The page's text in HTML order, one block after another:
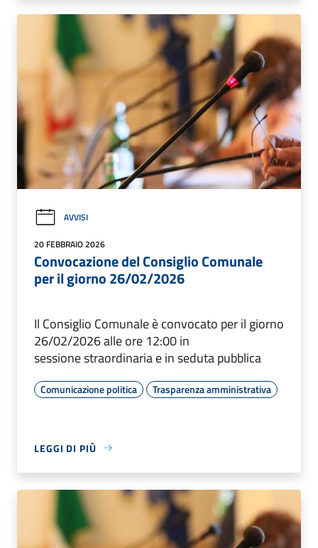
AVVISI
20 FEBBRAIO 2026
Convocazione del Consiglio Comunale
per il giorno 26/02/2026
Il Consiglio Comunale è convocato per il giorno
26/02/2026 alle ore 12:00 in
sessione straordinaria e in seduta pubblica
Comunicazione politica Trasparenza amministrativa
LEGGI DI PIÙ